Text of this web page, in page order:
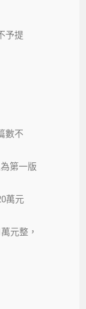
予提
數不
第一版
萬元
元整，